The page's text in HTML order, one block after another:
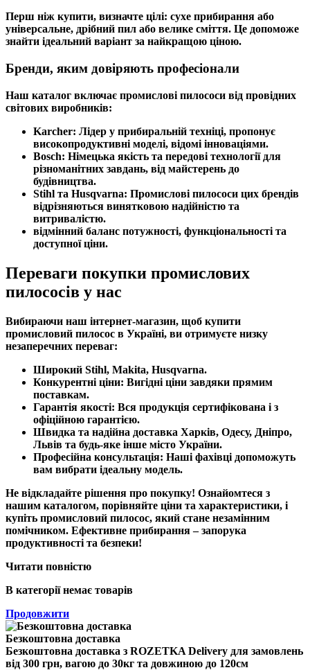
Перш ніж купити, визначте цілі: сухе прибирання або
універсальне, дрібний пил або велике сміття. Це допоможе
знайти ідеальний варіант за найкращою ціною.
Бренди, яким довіряють професіонали
Наш каталог включає промислові пилососи від провідних
світових виробників:
Karcher: Лідер у прибиральній техніці, пропонує
високопродуктивні моделі, відомі інноваціями.
Bosch: Німецька якість та передові технології для
різноманітних завдань, від майстерень до
будівництва.
Stihl та Husqvarna: Промислові пилососи цих брендів
відрізняються винятковою надійністю та
витривалістю.
відмінний баланс потужності, функціональності та
доступної ціни.
Переваги покупки промислових
пилососів у нас
Вибираючи наш інтернет-магазин, щоб купити
промисловий пилосос в Україні, ви отримуєте низку
незаперечних переваг:
Широкий Stihl, Makita, Husqvarna.
Конкурентні ціни: Вигідні ціни завдяки прямим
поставкам.
Гарантія якості: Вся продукція сертифікована і з
офіційною гарантією.
Швидка та надійна доставка Харків, Одесу, Дніпро,
Львів та будь-яке інше місто України.
Професійна консультація: Наші фахівці допоможуть
вам вибрати ідеальну модель.
Не відкладайте рішення про покупку! Ознайомтеся з
нашим каталогом, порівняйте ціни та характеристики, і
купіть промисловий пилосос, який стане незамінним
помічником. Ефективне прибирання – запорука
продуктивності та безпеки!
Читати повністю
В категорії немає товарів
Продовжити
Безкоштовна доставка
Безкоштовна доставка з ROZETKA Delivery для замовлень
від 300 грн, вагою до 30кг та довжиною до 120см